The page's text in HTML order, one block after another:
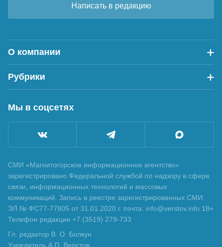
Написать в редакцию
О компании
Рубрики
Мы в соцсетях
СМИ «Магнитогорское информационное агентство»
зарегистрировано Федеральной службой по надзору в сфере
связи, информационных технологий и массовых
коммуникаций. Запись в реестре зарегистрированных СМИ:
ЭЛ № ФС77-77805 от 31.01.2020 г. почта: info@verstov.info 18+
Телефон редакции +7 (3519) 279-733
Гл. редактор В. О. Болкун
Учредитель А.П. Верстов